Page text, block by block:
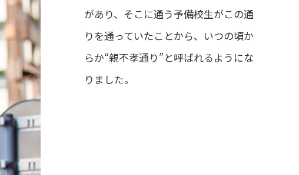
があり、そこに通う予備校生がこの通
りを通っていたことから、いつの頃か
らか“親不孝通り”と呼ばれるようにな
りました。